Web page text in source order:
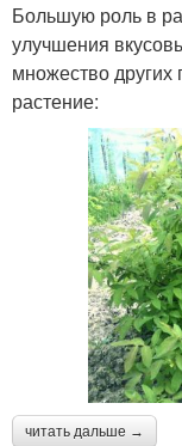
Большую роль в
улучшения
множество
растение:
читать дальше →